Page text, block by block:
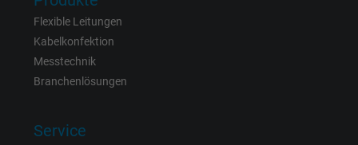
Anbieter Facebook Ireland Ltd.
Laufzeit
Flexible Leitungen
Kabelkonfektion
Messtechnik
Branchenlösungen
Service